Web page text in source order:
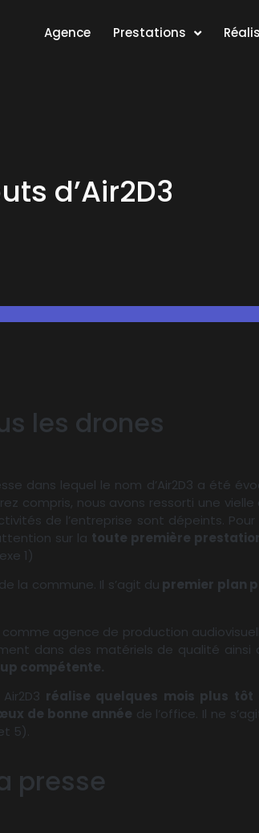
Agence Prestations
d’Air2D3
les drones
dans lequel le nom d’Air2D3 a été
compris, nous avons ressorti une
de l’entreprise sont dépeints.
sur la toute première
1)
la commune. Il s’agit du premier plan
agence de production
dans des matériels de qualité
compétente.
réalise quelques mois plus
de bonne année de l’office. Il ne
5).
presse